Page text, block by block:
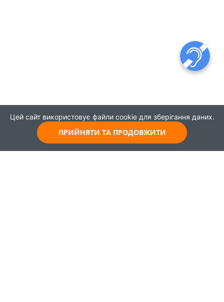
Цей сайт використовує файли cookie для зберігання даних.
ПРИЙНЯТИ ТА ПРОДОВЖИТИ